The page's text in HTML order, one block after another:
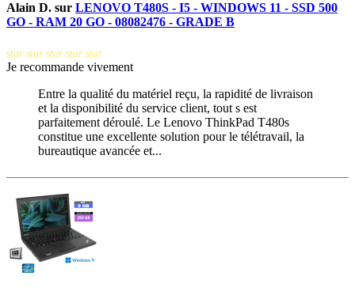
Alain D. sur LENOVO T480S - I5 - WINDOWS 11 - SSD 500
GO - RAM 20 GO - 08082476 - GRADE B
star star star star star
Je recommande vivement
Entre la qualité du matériel reçu, la rapidité de livraison
et la disponibilité du service client, tout s est
parfaitement déroulé. Le Lenovo ThinkPad T480s
constitue une excellente solution pour le télétravail, la
bureautique avancée et...